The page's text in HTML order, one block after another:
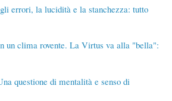
errori, la lucidità e la stanchezza: tutto
un clima rovente. La Virtus va alla "bella":
questione di mentalità e senso di